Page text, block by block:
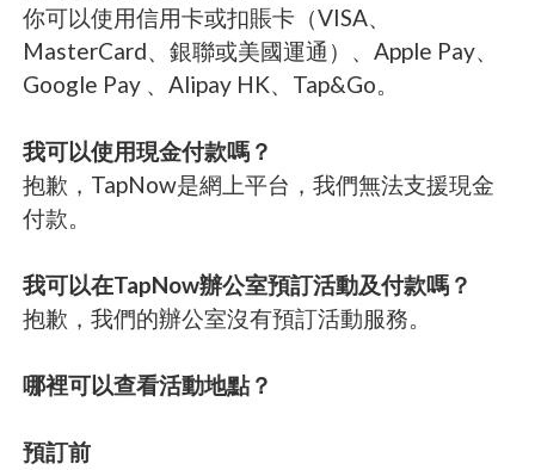
你可以使用信用卡或扣賬卡（VISA、
MasterCard、銀聯或美國運通）、Apple Pay、
Google Pay 、Alipay HK、Tap&Go。
我可以使用現金付款嗎？
抱歉，TapNow是網上平台，我們無法支援現金
付款。
我可以在TapNow辦公室預訂活動及付款嗎？
抱歉，我們的辦公室沒有預訂活動服務。
哪裡可以查看活動地點？
預訂前